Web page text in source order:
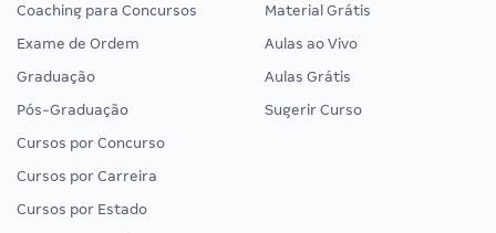
Coaching para Concursos
Exame de Ordem
Graduação
Pós-Graduação
Cursos por Concurso
Cursos por Carreira
Cursos por Estado
Material Grátis
Aulas ao Vivo
Aulas Grátis
Sugerir Curso